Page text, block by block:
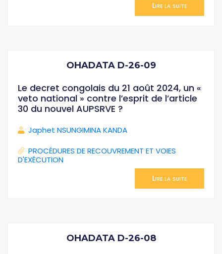
Lire la suite
OHADATA D-26-09
Le decret congolais du 21 août 2024, un «
veto national » contre l’esprit de l’article
30 du nouvel AUPSRVE ?
Japhet NSUNGIMINA KANDA
PROCÉDURES DE RECOUVREMENT ET VOIES
D'EXÉCUTION
Lire la suite
OHADATA D-26-08